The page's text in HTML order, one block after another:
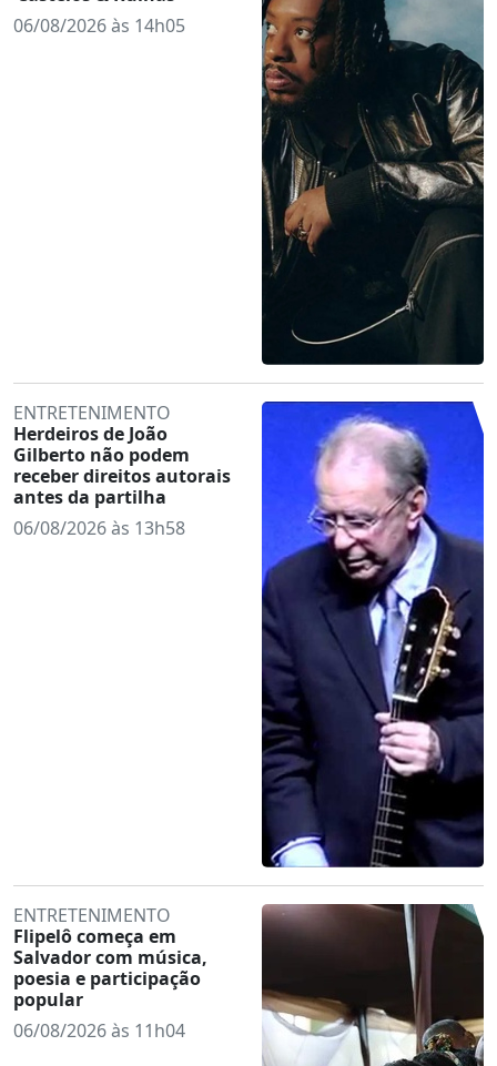
06/08/2026 às 14h05
ENTRETENIMENTO
Herdeiros de João
Gilberto não podem
receber direitos autorais
antes da partilha
06/08/2026 às 13h58
ENTRETENIMENTO
Flipelô começa em
Salvador com música,
poesia e participação
popular
06/08/2026 às 11h04